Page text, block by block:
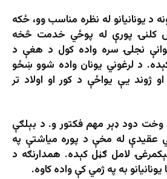
د يونانيانو له نظره مناسب وو، ځکه
کلنۍ پورې له پوځي خدمت څخه
نجلۍ سره واده کول د هغې د
د لرغوني يونان واده شوو ښځو
ژوند یې یواځې د کور او اولاد تر
وخت دود ډېر مهم فکتور و. د بېلګې
عقيدې له مخې د پوره مياشتې په
لامل ګڼل کېده. همدارنګه د
به په ژمي کې واده کاوه.